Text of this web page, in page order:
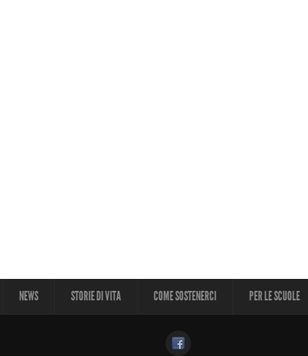
NEWS STORIE DI VITA COME SOSTENERCI PER LE SCUOLE